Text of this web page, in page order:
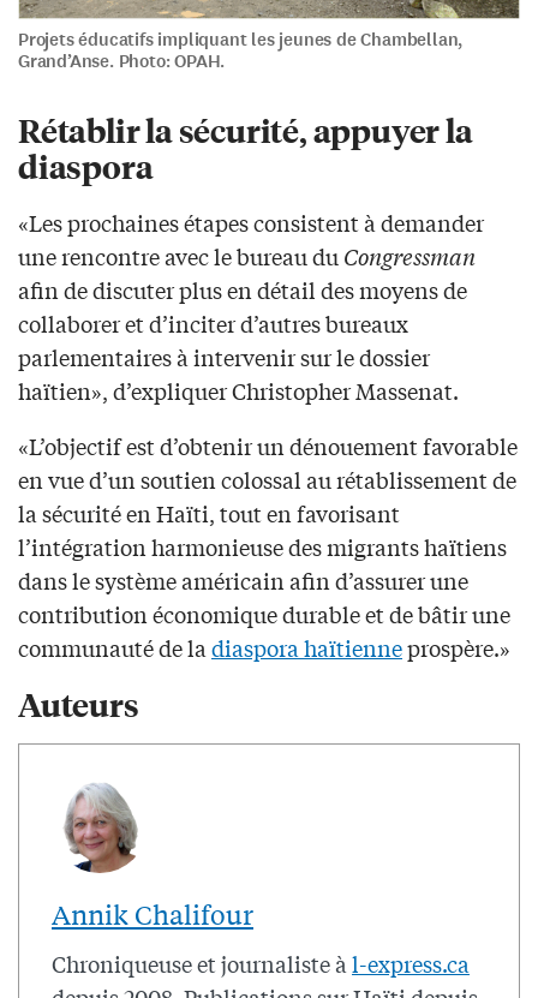
Projets éducatifs impliquant les jeunes de Chambellan,
Grand’Anse. Photo: OPAH.
Rétablir la sécurité, appuyer la
diaspora
«Les prochaines étapes consistent à demander
une rencontre avec le bureau du Congressman
afin de discuter plus en détail des moyens de
collaborer et d’inciter d’autres bureaux
parlementaires à intervenir sur le dossier
haïtien», d’expliquer Christopher Massenat.
«L’objectif est d’obtenir un dénouement favorable
en vue d’un soutien colossal au rétablissement de
la sécurité en Haïti, tout en favorisant
l’intégration harmonieuse des migrants haïtiens
dans le système américain afin d’assurer une
contribution économique durable et de bâtir une
communauté de la diaspora haïtienneprospère.»
Auteurs
Annik Chalifour
Chroniqueuse et journaliste à l-express.ca